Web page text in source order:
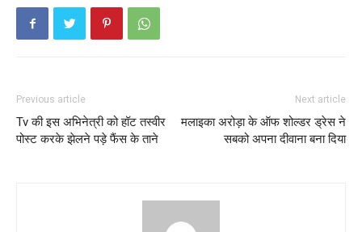
Previous article
Tv की इस अभिनेत्री को हॉट तस्वीर
पोस्ट करके झेलने पड़े फैंस के ताने
Next article
मलाइका अरोड़ा के ऑफ शोल्डर ड्रेस ने
सबको अपना दीवाना बना दिया